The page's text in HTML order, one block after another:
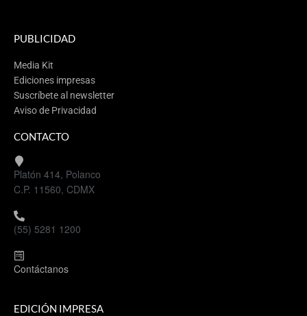
PUBLICIDAD
Media Kit
Ediciones impresas
Suscríbete al newsletter
Aviso de Privacidad
CONTACTO
Platón 414, Polanco
C.P. 11560, CDMX
(55) 5281 1200
Contáctanos
EDICIÓN IMPRESA